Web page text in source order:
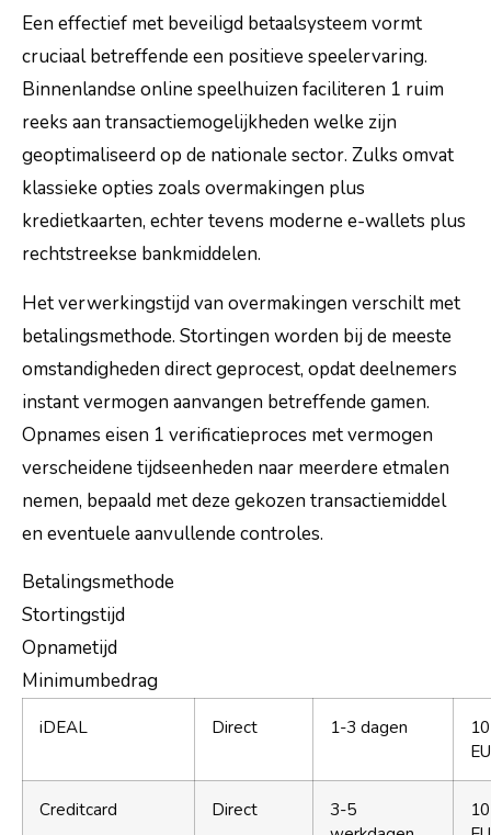
Een effectief met beveiligd betaalsysteem vormt
cruciaal betreffende een positieve speelervaring.
Binnenlandse online speelhuizen faciliteren 1 ruim
reeks aan transactiemogelijkheden welke zijn
geoptimaliseerd op de nationale sector. Zulks omvat
klassieke opties zoals overmakingen plus
kredietkaarten, echter tevens moderne e-wallets plus
rechtstreekse bankmiddelen.
Het verwerkingstijd van overmakingen verschilt met
betalingsmethode. Stortingen worden bij de meeste
omstandigheden direct geprocest, opdat deelnemers
instant vermogen aanvangen betreffende gamen.
Opnames eisen 1 verificatieproces met vermogen
verscheidene tijdseenheden naar meerdere etmalen
nemen, bepaald met deze gekozen transactiemiddel
en eventuele aanvullende controles.
Betalingsmethode
Stortingstijd
Opnametijd
Minimumbedrag
iDEAL Direct 1-3 dagen
10
Creditcard Direct
3-5
10